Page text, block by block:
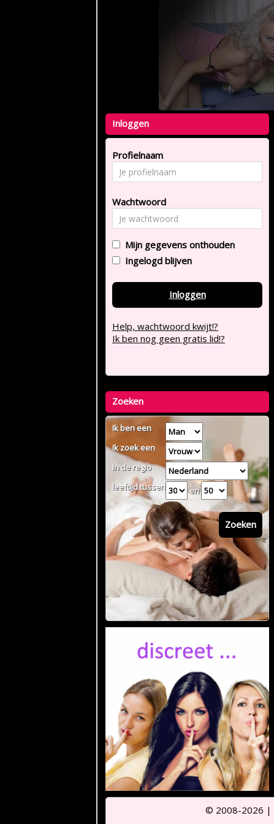
Inloggen
Profielnaam
Wachtwoord
Mijn gegevens onthouden
Ingelogd blijven
Inloggen
Help, wachtwoord kwijt!?
Ik ben nog geen gratis lid!?
Zoeken
Ik ben een
Ik zoek een
In de regio
leeftijd tussen
en
Zoeken
© 2008-2026 |